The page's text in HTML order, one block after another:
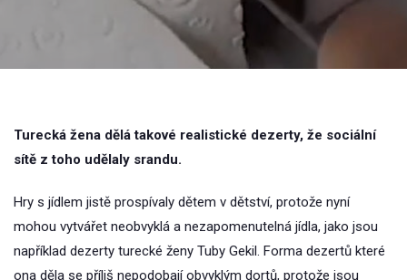
Turecká žena dělá takové realistické dezerty, že sociální
sítě z toho udělaly srandu.
Hry s jídlem jistě prospívaly dětem v dětství, protože nyní
mohou vytvářet neobvyklá a nezapomenutelná jídla, jako jsou
například dezerty turecké ženy Tuby Gekil. Forma dezertů které
ona děla se příliš nepodobají obvyklým dortů, protože jsou